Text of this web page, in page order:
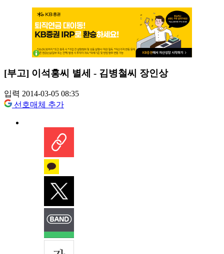
[부고] 이석홍씨 별세 - 김병철씨 장인상
입력 2014-03-05 08:35
선호매체 추가